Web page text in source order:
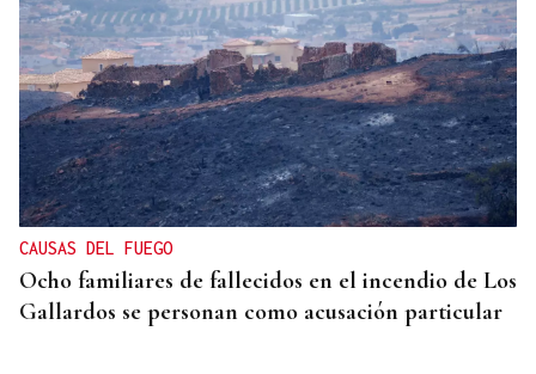
CAUSAS DEL FUEGO
Ocho familiares de fallecidos en el incendio de Los
Gallardos se personan como acusación particular